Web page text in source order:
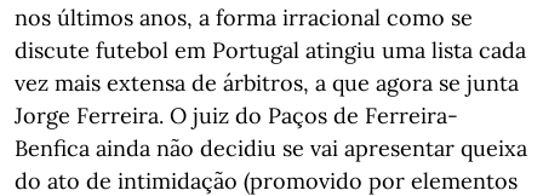
nos últimos anos, a forma irracional como se
discute futebol em Portugal atingiu uma lista cada
vez mais extensa de árbitros, a que agora se junta
Jorge Ferreira. O juiz do Paços de Ferreira-
Benfica ainda não decidiu se vai apresentar queixa
do ato de intimidação (promovido por elementos